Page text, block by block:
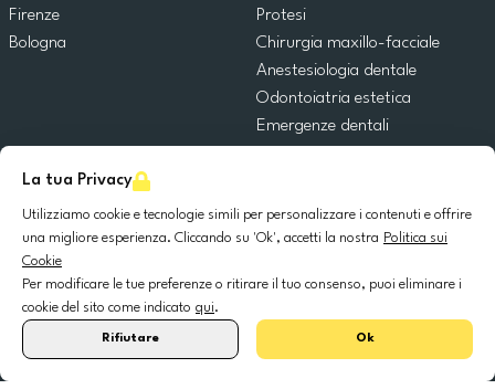
La tua Privacy
Utilizziamo cookie e tecnologie simili per personalizzare i contenuti e offrire
una migliore esperienza. Cliccando su 'Ok', accetti la nostra Politica sui
Cookie
Per modificare le tue preferenze o ritirare il tuo consenso, puoi eliminare i
cookie del sito come indicato qui.
Rifiutare Ok
Firenze
Bologna
Protesi
Chirurgia maxillo-facciale
Anestesiologia dentale
Odontoiatria estetica
Emergenze dentali
Chirurgia orale
Implantologia dentale
© 2025 DocDental. Tutti i diritti riservati.
United
España Polska